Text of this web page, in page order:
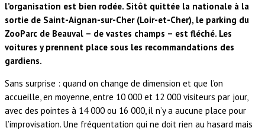
l’organisation est bien rodée. Sitôt quittée la nationale à la
sortie de Saint-Aignan-sur-Cher (Loir-et-Cher), le parking du
ZooParc de Beauval – de vastes champs – est fléché. Les
voitures y prennent place sous les recommandations des
gardiens.
Sans surprise : quand on change de dimension et que l’on
accueille, en moyenne, entre 10 000 et 12 000 visiteurs par jour,
avec des pointes à 14 000 ou 16 000, il n’y a aucune place pour
l’improvisation. Une fréquentation qui ne doit rien au hasard mais